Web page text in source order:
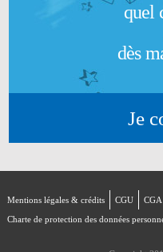
quel
dès
Je
Mentions légales & crédits CGU CGA
Charte de protection des données